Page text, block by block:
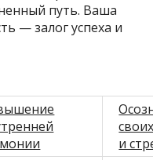
путь. Ваша
— залог успеха и
и